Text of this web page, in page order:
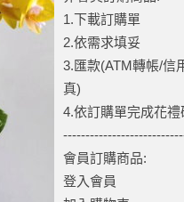
1.下載訂購單
2.依需求填妥
3.匯款(ATM轉帳/信
真)
4.依訂購單完成花禮
會員訂購商品:
登入會員